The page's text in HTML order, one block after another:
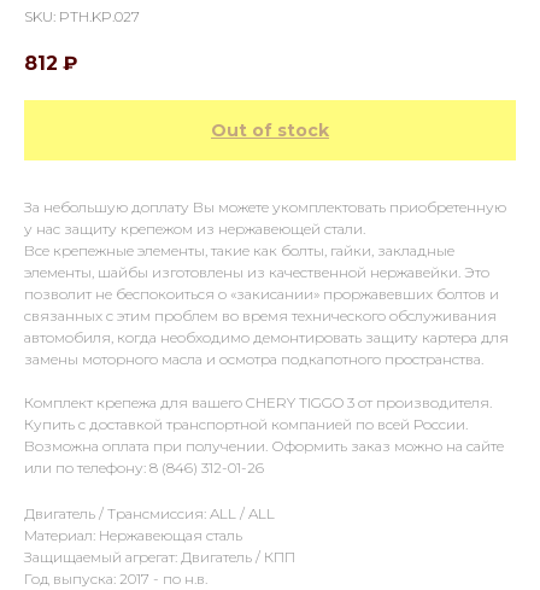
SKU: PTH.KP.027
812 ₽
Out of stock
За небольшую доплату Вы можете укомплектовать приобретенную
у нас защиту крепежом из нержавеющей стали.
Все крепежные элементы, такие как болты, гайки, закладные
элементы, шайбы изготовлены из качественной нержавейки. Это
позволит не беспокоиться о «закисании» проржавевших болтов и
связанных с этим проблем во время технического обслуживания
автомобиля, когда необходимо демонтировать защиту картера для
замены моторного масла и осмотра подкапотного пространства.
Комплект крепежа для вашего CHERY TIGGO 3 от производителя.
Купить с доставкой транспортной компанией по всей России.
Возможна оплата при получении. Оформить заказ можно на сайте
или по телефону: 8 (846) 312-01-26
Двигатель / Трансмиссия: ALL / ALL
Материал: Нержавеющая сталь
Защищаемый агрегат: Двигатель / КПП
Год выпуска: 2017 - по н.в.